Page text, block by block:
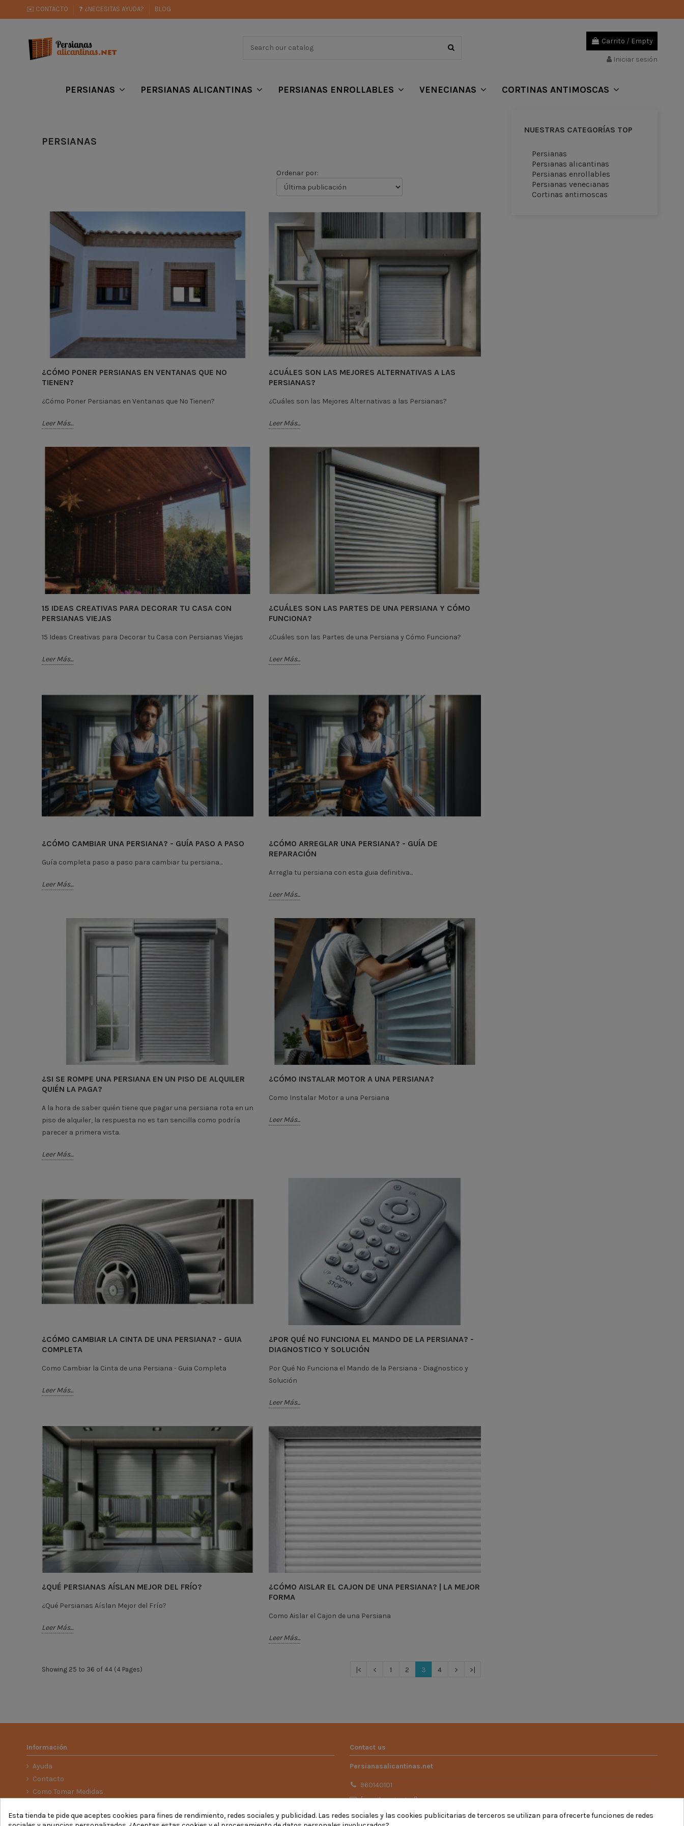
✉️ CONTACTO ❓ ¿NECESITAS AYUDA? BLOG
Carrito / Empty
Iniciar sesión
PERSIANAS PERSIANAS ALICANTINAS PERSIANAS ENROLLABLES VENECIANAS CORTINAS ANTIMOSCAS
PERSIANAS
Ordenar por:
¿CÓMO PONER PERSIANAS EN VENTANAS QUE NO
TIENEN?
¿Cómo Poner Persianas en Ventanas que No Tienen?
Leer Más...
¿CUÁLES SON LAS MEJORES ALTERNATIVAS A LAS
PERSIANAS?
¿Cuáles son las Mejores Alternativas a las Persianas?
Leer Más...
15 IDEAS CREATIVAS PARA DECORAR TU CASA CON
PERSIANAS VIEJAS
15 Ideas Creativas para Decorar tu Casa con Persianas Viejas
Leer Más...
¿CUÁLES SON LAS PARTES DE UNA PERSIANA Y CÓMO
FUNCIONA?
¿Cuáles son las Partes de una Persiana y Cómo Funciona?
Leer Más...
¿CÓMO CAMBIAR UNA PERSIANA? - GUÍA PASO A PASO
Guía completa paso a paso para cambiar tu persiana...
Leer Más...
¿CÓMO ARREGLAR UNA PERSIANA? - GUÍA DE
REPARACIÓN
Arregla tu persiana con esta guia definitiva...
Leer Más...
¿SI SE ROMPE UNA PERSIANA EN UN PISO DE ALQUILER
QUIÉN LA PAGA?
A la hora de saber quién tiene que pagar una persiana rota en un
piso de alquiler, la respuesta no es tan sencilla como podría
parecer a primera vista.
Leer Más...
¿CÓMO INSTALAR MOTOR A UNA PERSIANA?
Como Instalar Motor a una Persiana
Leer Más...
¿CÓMO CAMBIAR LA CINTA DE UNA PERSIANA? - GUIA
COMPLETA
Como Cambiar la Cinta de una Persiana - Guia Completa
Leer Más...
¿POR QUÉ NO FUNCIONA EL MANDO DE LA PERSIANA? -
DIAGNOSTICO Y SOLUCIÓN
Por Qué No Funciona el Mando de la Persiana - Diagnostico y
Solución
Leer Más...
¿QUÉ PERSIANAS AÍSLAN MEJOR DEL FRÍO?
¿Qué Persianas Aíslan Mejor del Frío?
Leer Más...
¿CÓMO AISLAR EL CAJON DE UNA PERSIANA? | LA MEJOR
FORMA
Como Aislar el Cajon de una Persiana
Leer Más...
|< < 1 2 3 4 > >|
Showing 25 to 36 of 44 (4 Pages)
NUESTRAS CATEGORÍAS TOP
Persianas
Persianas alicantinas
Persianas enrollables
Persianas venecianas
Cortinas antimoscas
Información
Ayuda
Contacto
Como Tomar Medidas
Incidencias y Devoluciones
Contact us
Persianasalicantinas.net
960140101
[email protected]
Esta tienda te pide que aceptes cookies para fines de rendimiento, redes sociales y publicidad. Las redes sociales y las cookies publicitarias de terceros se utilizan para ofrecerte funciones de redes